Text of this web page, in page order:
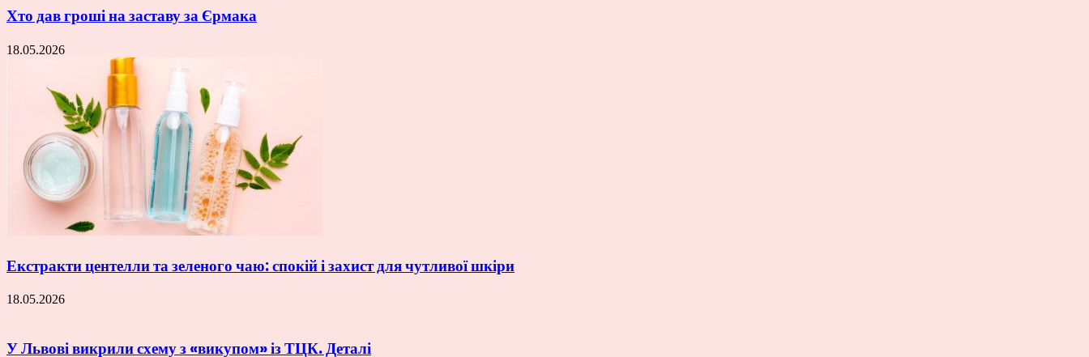
Хто дав гроші на заставу за Єрмака
18.05.2026
Екстракти центелли та зеленого чаю: спокій і захист для чутливої шкіри
18.05.2026
У Львові викрили схему з «викупом» із ТЦК. Деталі